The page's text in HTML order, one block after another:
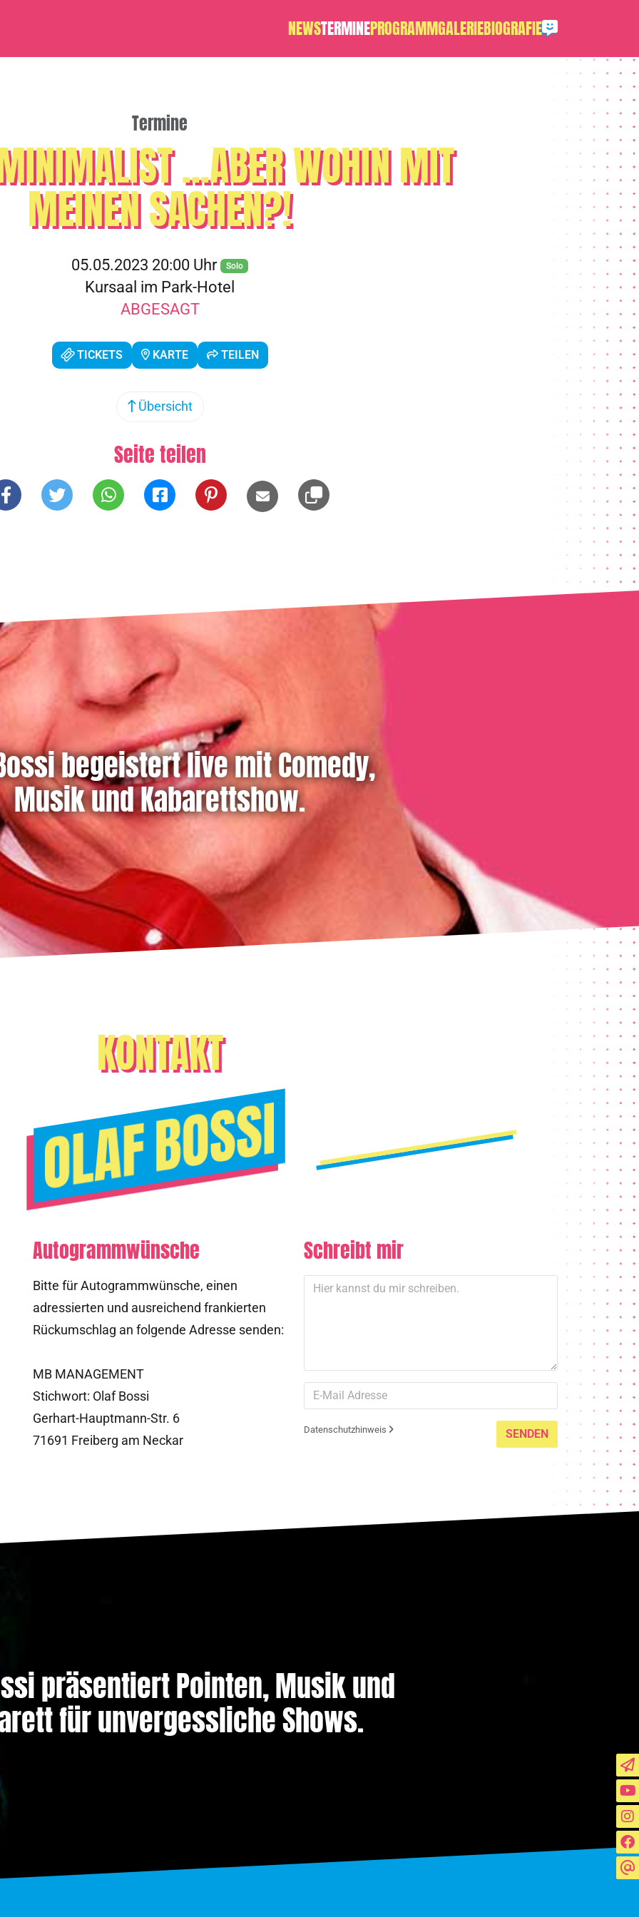
NEWSTERMINEPROGRAMMGALERIEBIOGRAFIE
Termine
...ABER WOHIN MIT
MEINEN SACHEN?!
05.05.2023 20:00 Uhr Solo
Kursaal im Park-Hotel
ABGESAGT
TICKETS KARTE TEILEN
Übersicht
Seite teilen
begeistert live mit Comedy,
Musik und Kabarettshow.
KONTAKT
Autogrammwünsche
Bitte für Autogrammwünsche, einen
adressierten und ausreichend frankierten
Rückumschlag an folgende Adresse senden:
MB MANAGEMENT
Stichwort: Olaf Bossi
Gerhart-Hauptmann-Str. 6
71691 Freiberg am Neckar
Schreibt mir
Datenschutzhinweis SENDEN
präsentiert Pointen, Musik und
für unvergessliche Shows.